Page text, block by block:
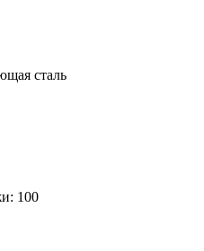
сталь
100